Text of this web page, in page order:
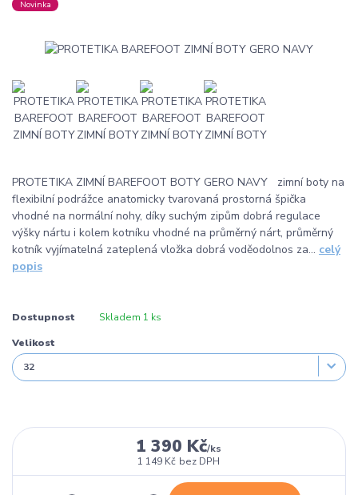
Novinka
PROTETIKA ZIMNÍ BAREFOOT BOTY GERO NAVY zimní boty na
flexibilní podrážce anatomicky tvarovaná prostorná špička
vhodné na normální nohy, díky suchým zipům dobrá regulace
výšky nártu i kolem kotníku vhodné na průměrný nárt, průměrný
kotník vyjímatelná zateplená vložka dobrá voděodolnos za... celý
popis
Dostupnost Skladem 1 ks
Velikost
1 390 Kč/ks
1 149 Kč bez DPH